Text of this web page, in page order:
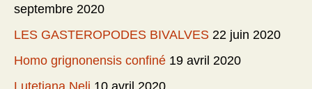
septembre 2020
LES GASTEROPODES BIVALVES 22 juin 2020
Homo grignonensis confiné 19 avril 2020